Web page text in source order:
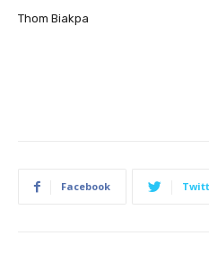
Thom Biakpa
Facebook